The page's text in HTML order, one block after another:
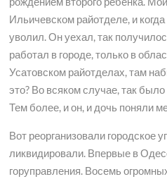
Ильичевском райотделе, и
уволил. Он уехал, так
работал в городе, только в
Усатовском райотделах, там
это? Во всяком случае, так
Тем более, и он, и дочь поняли
Вот реорганизовали городское
ликвидировали. Впервые в
горуправления. Восемь